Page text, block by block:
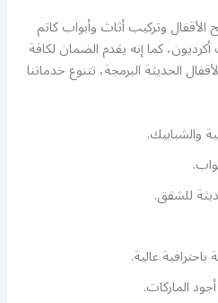
وتركيب أثاث وأبواب كاتم
كما إنه يقدم الضمان لكافة
الحديثة البرمجة، تتنوع خدماتنا
والشبابيك.
للشقق.
عالية.
الماركات.